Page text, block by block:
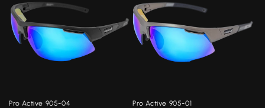
Pro Active 905-04 Pro Active 905-01